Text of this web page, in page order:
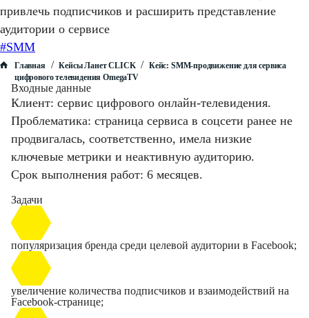
привлечь подписчиков и расширить представление
аудитории о сервисе
#SMM
Главная / Кейсы Ланет CLICK / Кейс: SMM-продвижение для сервиса
цифрового телевидения OmegaTV
Входные данные
Клиент: сервис цифрового онлайн-телевидения.
Проблематика: страница сервиса в соцсети ранее не
продвигалась, соответственно, имела низкие
ключевые метрики и неактивную аудиторию.
Срок выполнения работ: 6 месяцев.
Задачи
популяризация бренда среди целевой аудитории в Facebook;
увеличение количества подписчиков и взаимодействий на
Facebook-странице;